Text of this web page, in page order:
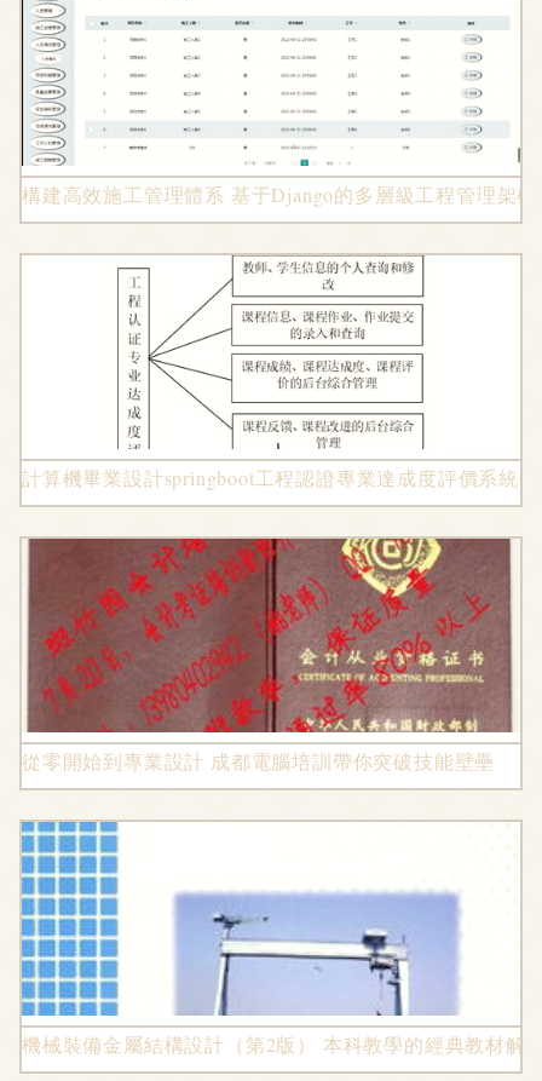
構建高效施工管理體系 基于Django的多層級工程管理架
計算機畢業設計springboot工程認證專業達成度評價系統
從零開始到專業設計 成都電腦培訓帶你突破技能壁壘
機械裝備金屬結構設計（第2版） 本科教學的經典教材解